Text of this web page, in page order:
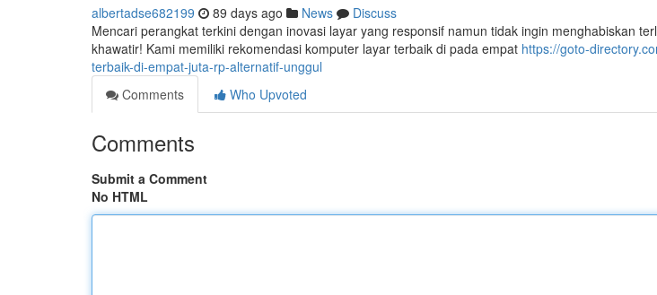
albertadse682199 89 days ago News
Discuss
Mencari perangkat terkini dengan inovasi layar yang responsif namun tidak ingin menghabiskan
khawatir! Kami memiliki rekomendasi komputer layar terbaik di pada empat https://goto-
terbaik-di-empat-juta-rp-alternatif-unggul
Comments
Who Upvoted
Comments
Submit a Comment
No HTML